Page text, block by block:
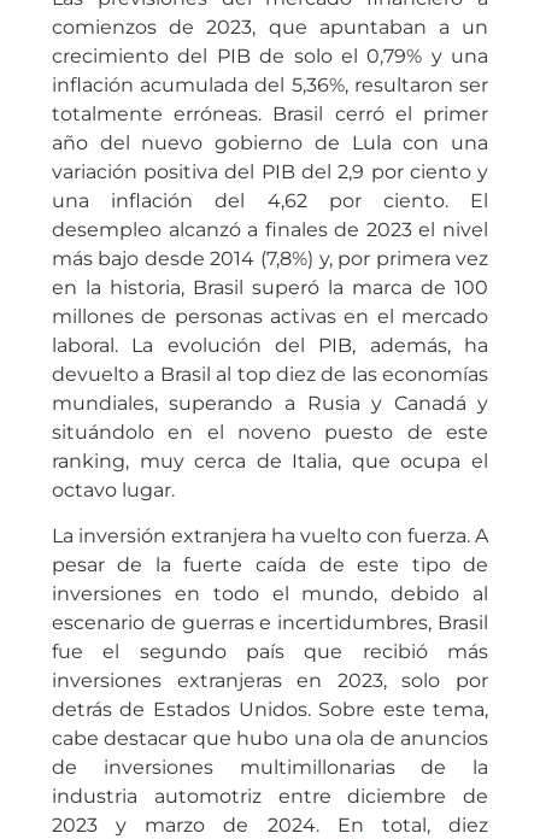
comienzos de 2023, que apuntaban a un
crecimiento del PIB de solo el 0,79% y una
inflación acumulada del 5,36%, resultaron ser
totalmente erróneas. Brasil cerró el primer
año del nuevo gobierno de Lula con una
variación positiva del PIB del 2,9 por ciento y
una inflación del 4,62 por ciento. El
desempleo alcanzó a finales de 2023 el nivel
más bajo desde 2014 (7,8%) y, por primera vez
en la historia, Brasil superó la marca de 100
millones de personas activas en el mercado
laboral. La evolución del PIB, además, ha
devuelto a Brasil al top diez de las economías
mundiales, superando a Rusia y Canadá y
situándolo en el noveno puesto de este
ranking, muy cerca de Italia, que ocupa el
octavo lugar.
La inversión extranjera ha vuelto con fuerza. A
pesar de la fuerte caída de este tipo de
inversiones en todo el mundo, debido al
escenario de guerras e incertidumbres, Brasil
fue el segundo país que recibió más
inversiones extranjeras en 2023, solo por
detrás de Estados Unidos. Sobre este tema,
cabe destacar que hubo una ola de anuncios
de inversiones multimillonarias de la
industria automotriz entre diciembre de
2023 y marzo de 2024. En total, diez